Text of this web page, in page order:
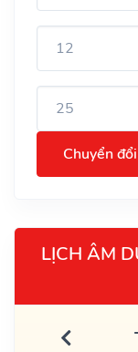
Chuyển đổi
LỊCH ÂM